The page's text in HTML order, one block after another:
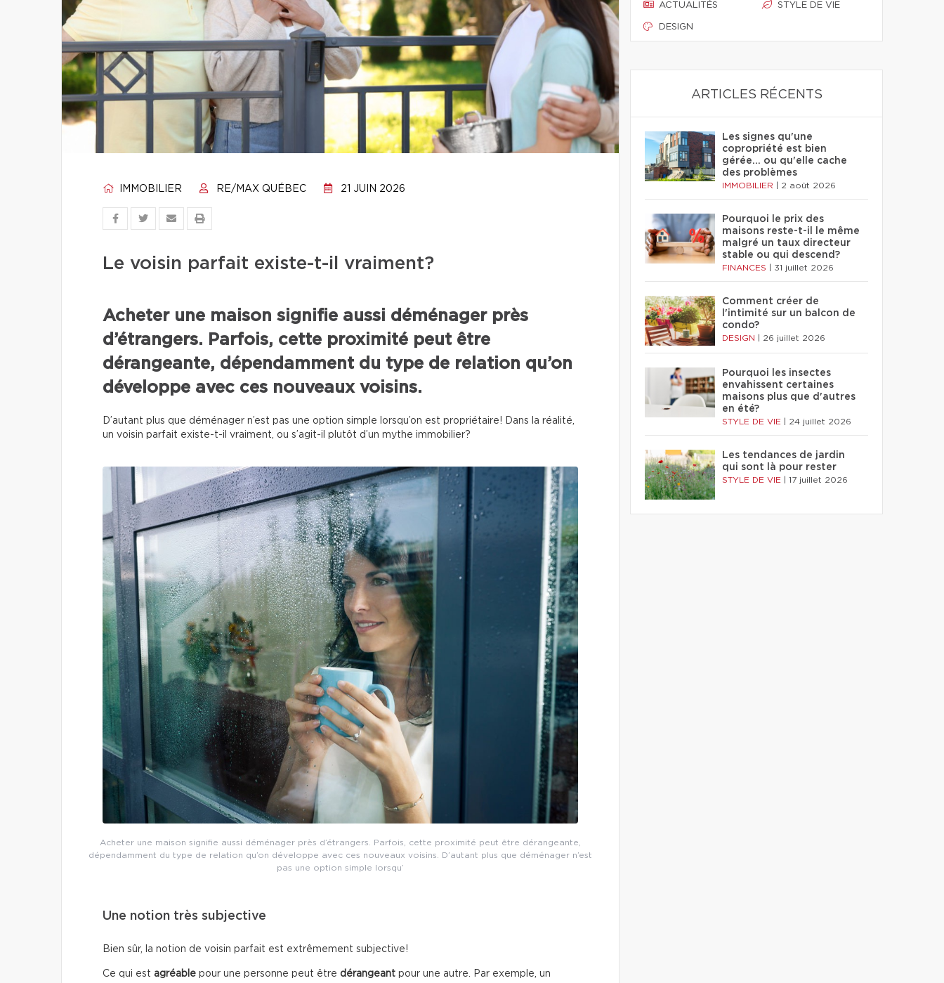
IMMOBILIER RE/MAX QUÉBEC 21 JUIN 2026
Le voisin parfait existe-t-il vraiment?
Acheter une maison signifie aussi déménager près
d’étrangers. Parfois, cette proximité peut être
dérangeante, dépendamment du type de relation qu’on
développe avec ces nouveaux voisins.
D’autant plus que déménager n’est pas une option simple lorsqu’on est propriétaire! Dans la réalité,
un voisin parfait existe-t-il vraiment, ou s’agit-il plutôt d’un mythe immobilier?
Acheter une maison signifie aussi déménager près d’étrangers. Parfois, cette proximité peut être dérangeante,
dépendamment du type de relation qu’on développe avec ces nouveaux voisins. D’autant plus que déménager n’est
pas une option simple lorsqu’
Une notion très subjective
Bien sûr, la notion de voisin parfait est extrêmement subjective!
Ce qui est agréable pour une personne peut être dérangeant pour une autre. Par exemple, un
ACTUALITÉS
DESIGN
STYLE DE VIE
ARTICLES RÉCENTS
Les signes qu'une
copropriété est bien
gérée… ou qu'elle cache
des problèmes
IMMOBILIER 2 août 2026
Pourquoi le prix des
maisons reste-t-il le même
malgré un taux directeur
stable ou qui descend?
FINANCES 31 juillet 2026
Comment créer de
l'intimité sur un balcon de
condo?
DESIGN 26 juillet 2026
Pourquoi les insectes
envahissent certaines
maisons plus que d'autres
en été?
STYLE DE VIE 24 juillet 2026
Les tendances de jardin
qui sont là pour rester
STYLE DE VIE 17 juillet 2026